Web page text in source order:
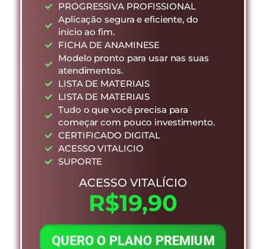
PROGRESSIVA PROFISSIONAL
Aplicação segura e eficiente, do
início ao fim.
FICHA DE ANAMINESE
Modelo pronto para usar nas suas
atendimentos.
LISTA DE MATERIAIS
LISTA DE MATERIAIS
Tudo o que você precisa para
começar com pouco investimento.
CERTIFICADO DIGITAL
ACESSO VITALICIO
SUPORTE
ACESSO VITALÍCIO
R$19,90
QUERO O PLANO PREMIUM